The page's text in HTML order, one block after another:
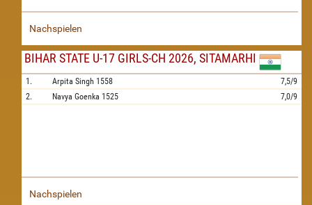
Nachspielen
BIHAR STATE U-17 GIRLS-CH 2026, SITAMARHI
1. Arpita Singh 1558
7,5/9
2.
Navya Goenka 1525 7,0/9
Nachspielen